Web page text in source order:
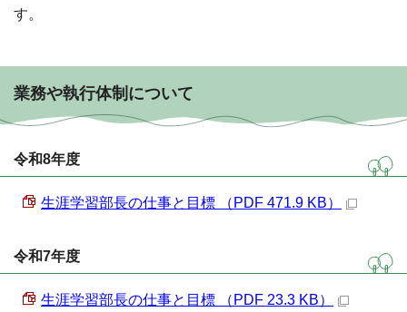
す。
業務や執行体制について
令和8年度
生涯学習部長の仕事と目標 （PDF 471.9 KB）
令和7年度
生涯学習部長の仕事と目標 （PDF 23.3 KB）